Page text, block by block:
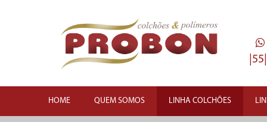
HOME QUEM SOMOS LINHA COLCHÕES